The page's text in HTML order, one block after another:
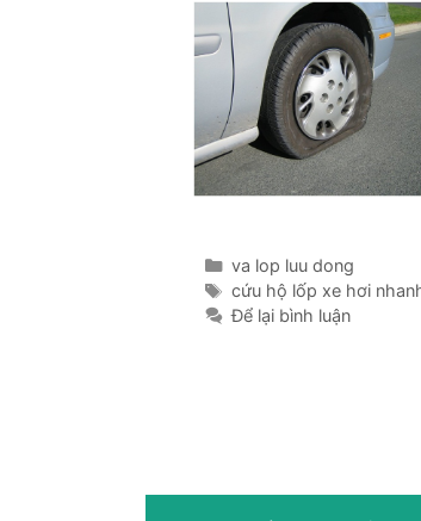
Danh
mục
va lop luu dong
Thẻ
cứu hộ lốp xe hơi
Để lại bình luận